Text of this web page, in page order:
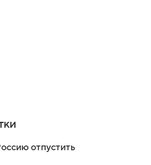
отпустить